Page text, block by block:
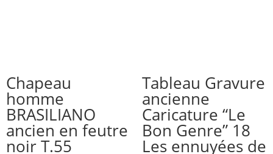
Chapeau
homme
BRASILIANO
ancien en feutre
noir T.55
Tableau Gravure
ancienne
Caricature “Le
Bon Genre” 18
Les ennuyées de